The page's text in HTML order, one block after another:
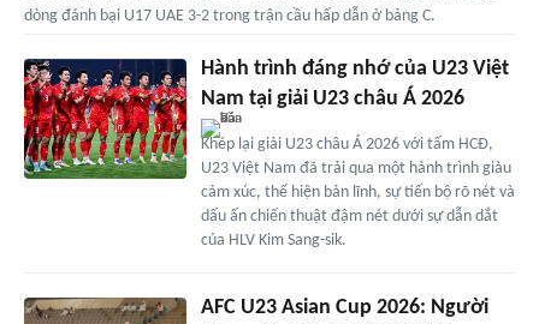
dòng đánh bại U17 UAE 3-2 trong trận cầu hấp dẫn ở bảng C.
Hành trình đáng nhớ của U23 Việt
Nam tại giải U23 châu Á 2026
Khép lại giải U23 châu Á 2026 với tấm HCĐ,
U23 Việt Nam đã trải qua một hành trình giàu
cảm xúc, thể hiện bản lĩnh, sự tiến bộ rõ nét và
dấu ấn chiến thuật đậm nét dưới sự dẫn dắt
của HLV Kim Sang-sik.
AFC U23 Asian Cup 2026: Người